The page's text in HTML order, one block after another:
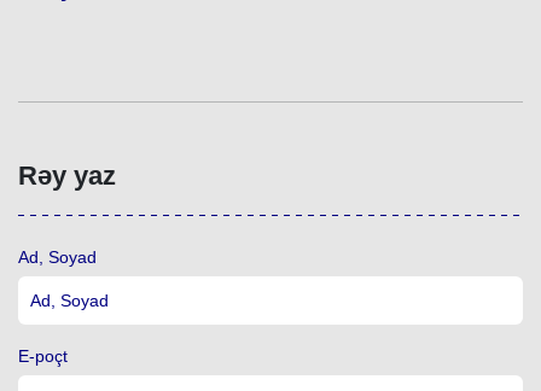
Rəy yaz
Ad, Soyad
E-poçt